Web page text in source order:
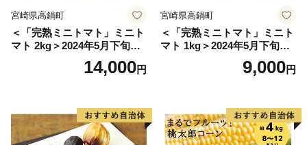
宮崎県高鍋町
＜「完熟ミニトマト」ミニト
マト 2kg＞2024年5月下旬迄
に順次出荷 野菜ソムリエサ
ミット アルル・リリカ共に
県 高鍋町産 産地直送 有機肥
料使用 高糖度 西森農園
14,000円
宮崎県高鍋町
＜「完熟ミニトマト」ミニト
マト 1kg＞2024年5月下旬迄
に順次出荷 野菜ソムリエサ
ミット アルル・リリカ共に
県 高鍋町産 産地直送 有機肥
料使用 高糖度 西森農園
9,000円